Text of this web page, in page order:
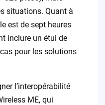
situations. Quant à
est de sept heures
inclure un étui de
pour les solutions
l’interopérabilité
ME, qui